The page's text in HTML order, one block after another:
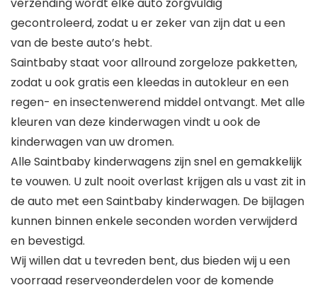
verzending wordt elke auto zorgvuldig
gecontroleerd, zodat u er zeker van zijn dat u een
van de beste auto’s hebt.
Saintbaby staat voor allround zorgeloze pakketten,
zodat u ook gratis een kleedas in autokleur en een
regen- en insectenwerend middel ontvangt. Met alle
kleuren van deze kinderwagen vindt u ook de
kinderwagen van uw dromen.
Alle Saintbaby kinderwagens zijn snel en gemakkelijk
te vouwen. U zult nooit overlast krijgen als u vast zit in
de auto met een Saintbaby kinderwagen. De bijlagen
kunnen binnen enkele seconden worden verwijderd
en bevestigd.
Wij willen dat u tevreden bent, dus bieden wij u een
voorraad reserveonderdelen voor de komende